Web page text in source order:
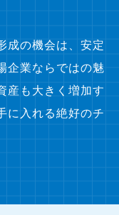
成の機会は、安定
企業ならではの魅
産も大きく増加す
に入れる絶好のチ